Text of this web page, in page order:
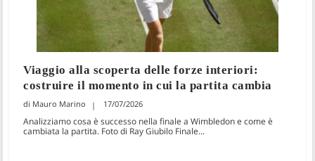
Viaggio alla scoperta delle forze interiori:
costruire il momento in cui la partita cambia
Mauro Marino 17/07/2026
Analizziamo cosa è successo nella finale a Wimbledon e come è
cambiata la partita. Foto di Ray Giubilo Finale...